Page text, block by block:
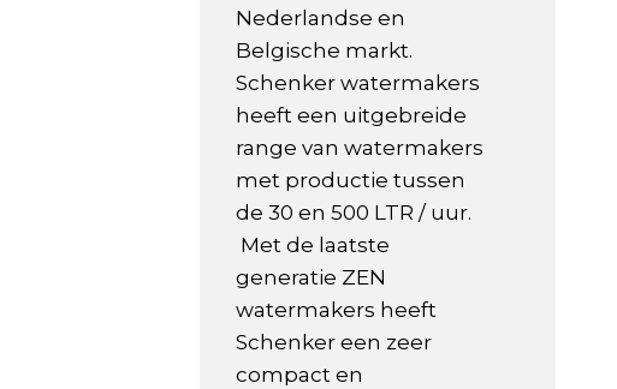
Nederlandse en
Belgische markt.
Schenker watermakers
heeft een uitgebreide
range van watermakers
met productie tussen
de 30 en 500 LTR / uur.
Met de laatste
generatie ZEN
watermakers heeft
Schenker een zeer
compact en